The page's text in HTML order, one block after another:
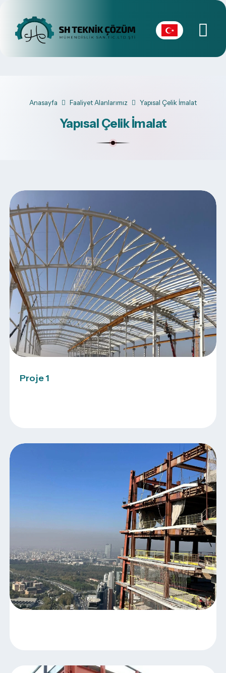
Anasayfa Faaliyet Alanlarımız Yapısal Çelik İmalat
Yapısal Çelik İmalat
Proje 1